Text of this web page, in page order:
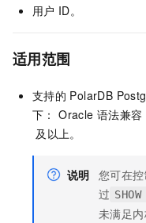
用户 ID。
适用范围
支持的 PolarDB
下：Oracle 语法兼容
及以上。
说明 您可在
过
未满足